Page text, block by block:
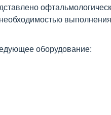
оборудование: